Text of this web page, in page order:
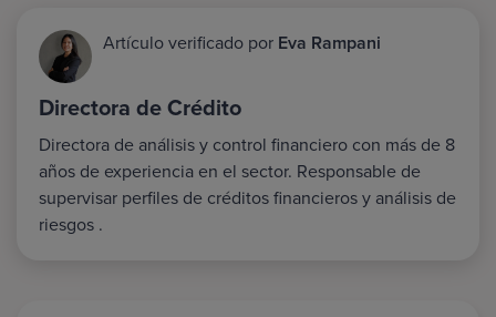
Artículo verificado por Eva Rampani
Directora de Crédito
Directora de análisis y control financiero con más de 8
años de experiencia en el sector. Responsable de
supervisar perfiles de créditos financieros y análisis de
riesgos .